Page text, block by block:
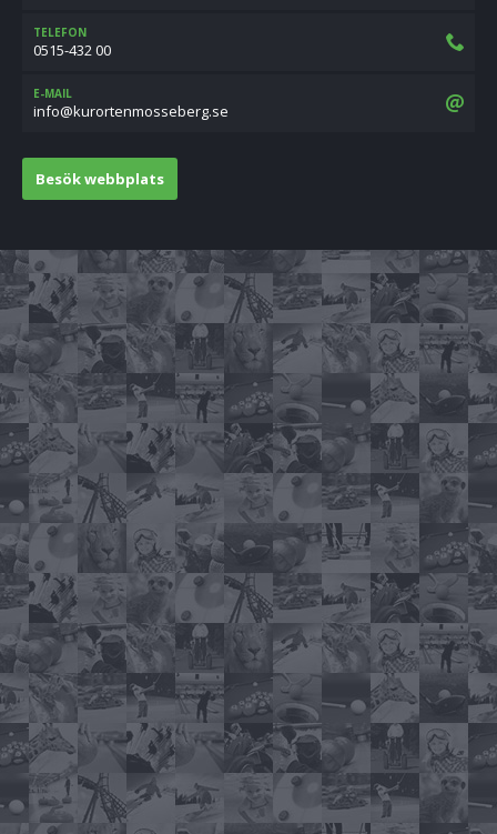
TELEFON
0515-432 00
E-MAIL
es.grebessomnetroruk@ofni
Besök webbplats